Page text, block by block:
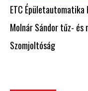
ETC
Molnár Sándor tűz- és
Szomjoltóság